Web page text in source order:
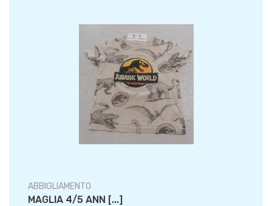
ABBIGLIAMENTO
MAGLIA 4/5 ANN [...]